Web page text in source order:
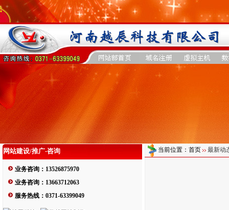
网站建设/推广-咨询 当前位置：首页 最新动
业务咨询：13526875970
业务咨询：13663712063
服务热线：0371-63399049